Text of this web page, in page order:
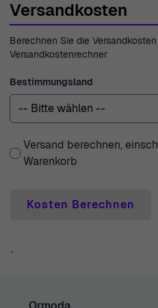
besteht – Vertrauen und
selbstverständlich.
Versandkosten
Berechnen Sie die
Versandkostenrechner
Bestimmungsland
Versand berechnen,
Warenkorb
Kosten Berechnen
`